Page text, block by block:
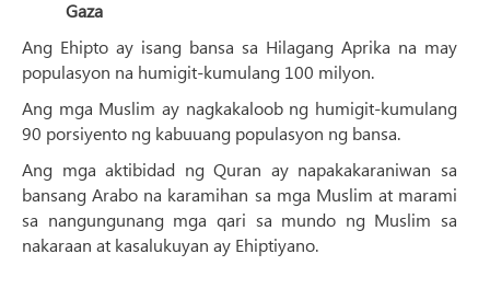
Gaza
Ang Ehipto ay isang bansa sa Hilagang Aprika na may
populasyon na humigit-kumulang 100 milyon.
Ang mga Muslim ay nagkakaloob ng humigit-kumulang
90 porsiyento ng kabuuang populasyon ng bansa.
Ang mga aktibidad ng Quran ay napakakaraniwan sa
bansang Arabo na karamihan sa mga Muslim at marami
sa nangungunang mga qari sa mundo ng Muslim sa
nakaraan at kasalukuyan ay Ehiptiyano.